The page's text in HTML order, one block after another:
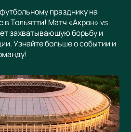
празднику на
в Тольятти! Матч «Акрон» vs
захватывающую борьбу и
Узнайте больше о событии и